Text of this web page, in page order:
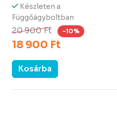
Készleten a
Függőágyboltban
20 900 Ft -10%
18 900 Ft
Kosárba